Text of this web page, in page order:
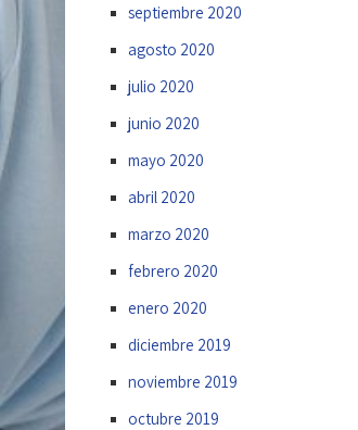
septiembre 2020
agosto 2020
julio 2020
junio 2020
mayo 2020
abril 2020
marzo 2020
febrero 2020
enero 2020
diciembre 2019
noviembre 2019
octubre 2019